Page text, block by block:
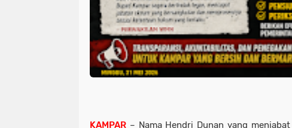
KAMPAR – Nama Hendri Dunan yang